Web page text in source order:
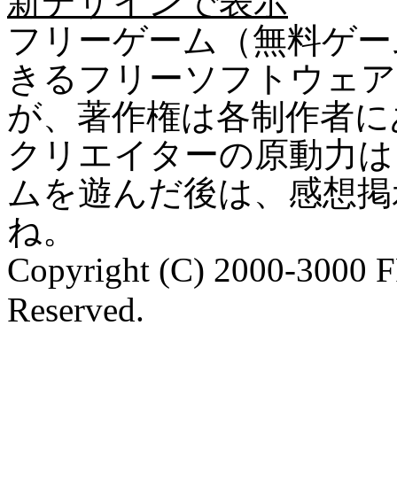
フリーゲーム（無料ゲ
きるフリーソフトウェ
が、著作権は各制作者
クリエイターの原動力
ムを遊んだ後は、感想
ね。
Copyright (C) 2000-3000
Reserved.